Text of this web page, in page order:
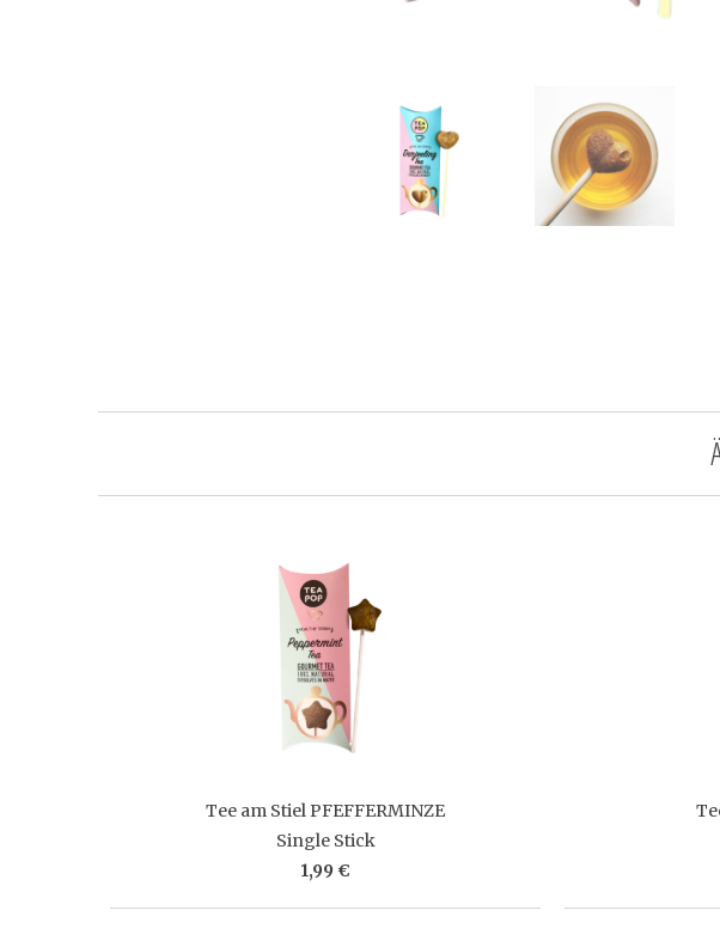
Tee am Stiel PFEFFERMINZE
Single Stick
1,99 €